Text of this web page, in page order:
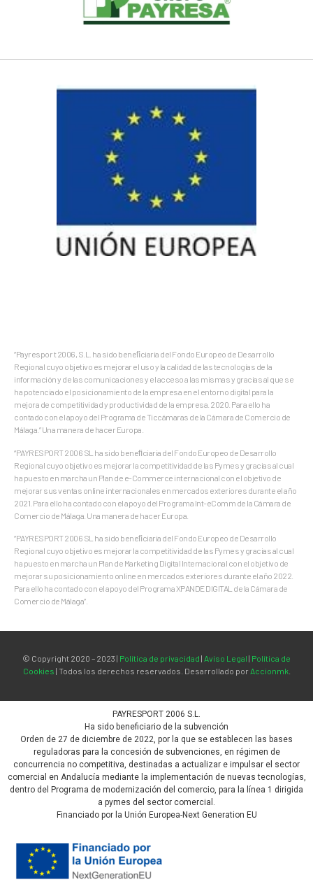
“Payrespor t 2006, S.L. ha sido beneﬁciaria del Fondo Europeo de Desarrollo
Regional cuyo objetivo es mejorar el uso y la calidad de las tecnologías de la
información y de las comunicaciones y el acceso a las mismas y gracias al que se
ha potenciado el posicionamiento de la empresa en el entorno digital para la
mejora de competitividad y productividad de la empresa. 2020. Para ello ha
contado con el apoyo del Programa de Ticcámaras de la Cámara de Comercio de
Málaga.” Una manera de hacer Europa.
“PAYRESPORT 2006 SL ha sido beneﬁciaria del Fondo Europeo de Desarrollo
Regional cuyo objetivo es mejorar la competitividad de las Pymes y gracias al cual
ha puesto en marcha un Plan de e-Commerce internacional con el objetivo de
mejorar sus ventas online internacionales en mercados exteriores durante el año
2021. Para ello ha contado con el apoyo del Programa Int-eComm de la Cámara de
Comercio de Málaga. Una manera de hacer Europa.
“PAYRESPORT 2006 SL ha sido beneﬁciaria del Fondo Europeo de Desarrollo
Regional cuyo objetivo es mejorar la competitividad de las Pymes y gracias al cual
ha puesto en marcha un Plan de Marketing Digital Internacional con el objetivo de
mejorar su posicionamiento online en mercados exteriores durante el año 2022.
Para ello ha contado con el apoyo del Programa XPANDE DIGITAL de la Cámara de
Comercio de Málaga”.
© Copyright 2020 – 2023 | Política de privacidad | Aviso Legal | Política de
Cookies | Todos los derechos reservados. Desarrollado por Accionmk.
PAYRESPORT 2006 S.L.
Ha sido beneficiario de la subvención
Orden de 27 de diciembre de 2022, por la que se establecen las bases
reguladoras para la concesión de subvenciones, en régimen de
concurrencia no competitiva, destinadas a actualizar e impulsar el sector
comercial en Andalucía mediante la implementación de nuevas tecnologías,
dentro del Programa de modernización del comercio, para la línea 1 dirigida
a pymes del sector comercial.
Financiado por la Unión Europea-Next Generation EU